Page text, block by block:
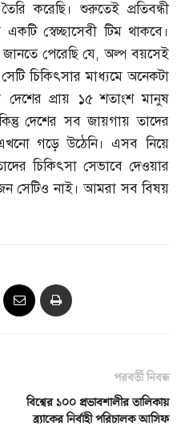
করেছি। শুরুতেই প্রতিবন্ধী
স্বেচ্ছাসেবী টিম থাকবে।
পেরেছি যে,অল্প বয়সেই
চিকিৎসার মাধ্যমে অনেকটা
প্রায় ১৫ শতাংশ মানুষ
কিন্তু দেশের সব জায়গায় তাদের
গড়ে উঠেনি। এসব নিয়ে
চিকিৎসা সেভাবে দেওয়ার
সেটিও নাই। আমরা সব বিষয়
পরবর্তী নিবন্ধ
বিশ্বের ১০০ প্রভাবশালীর তালিকায়
ব্র্যাকের নির্বাহী পরিচালক আসিফ